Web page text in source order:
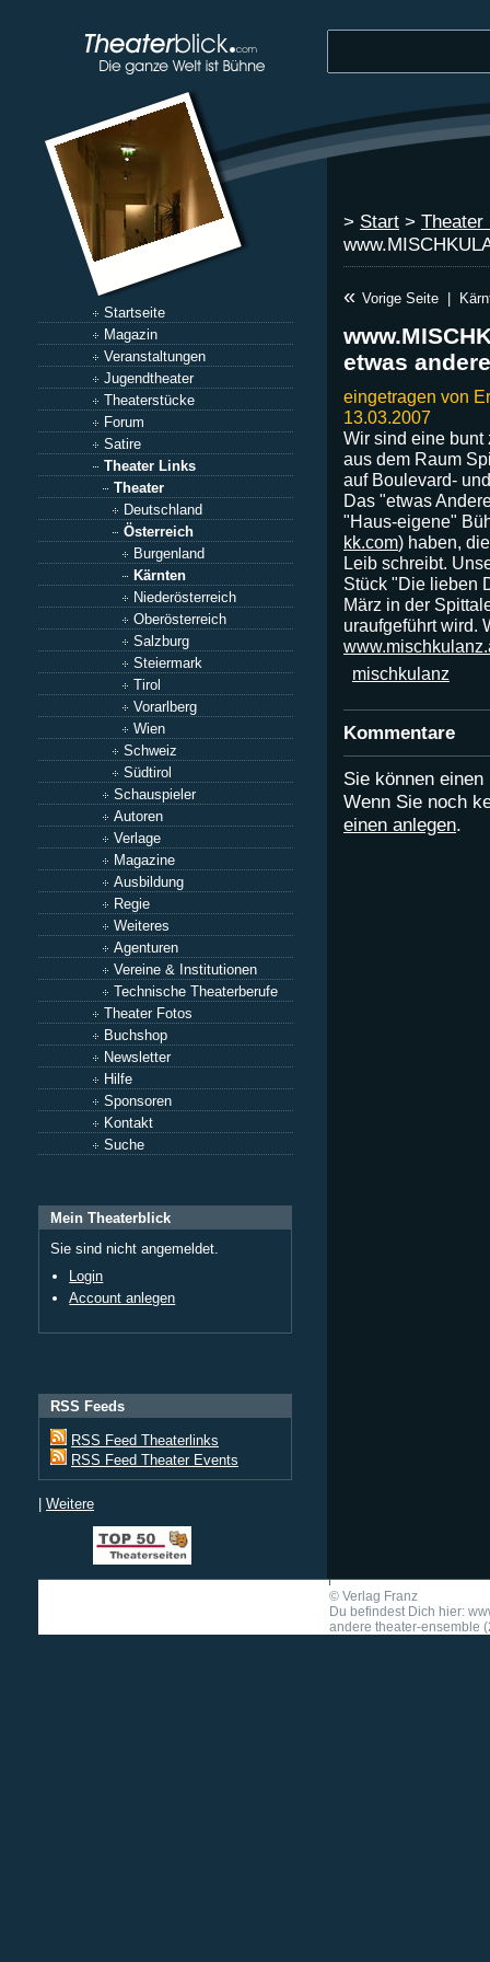
Startseite
Magazin
Veranstaltungen
Jugendtheater
Theaterstücke
Forum
Satire
Theater Links
Theater
Deutschland
Österreich
Burgenland
Kärnten
Niederösterreich
Oberösterreich
Salzburg
Steiermark
Tirol
Vorarlberg
Wien
Schweiz
Südtirol
Schauspieler
Autoren
Verlage
Magazine
Ausbildung
Regie
Weiteres
Agenturen
Vereine & Institutionen
Technische Theaterberufe
Theater Fotos
Buchshop
Newsletter
Hilfe
Sponsoren
Kontakt
Suche
Mein Theaterblick
Sie sind nicht angemeldet.
Login
Account anlegen
RSS Feeds
RSS Feed Theaterlinks
RSS Feed Theater Events
| Weitere
> Start > Theater
« Vorige Seite
etwas
eingetragen von
13.03.2007
Wir sind eine bunt
aus dem Raum
auf Boulevard-
Das "etwas
"Haus-eigene"
kk.com) haben,
Leib schreibt.
Stück "Die lieben
März in der
uraufgeführt wird.
mischkulanz
Kommentare
Sie können
Wenn Sie noch
einen anlegen.
© Verlag Franz
Du befindest Dich hier:
andere theater-ensemble